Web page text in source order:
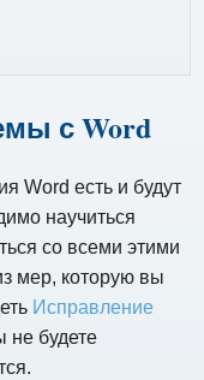
с Word
Word есть и будут
научиться
со всеми этими
мер, которую вы
Исправление
не будете